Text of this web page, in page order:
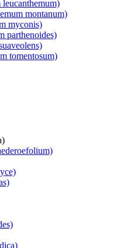
montanum)
myconis)
parthenoides)
tomentosum)